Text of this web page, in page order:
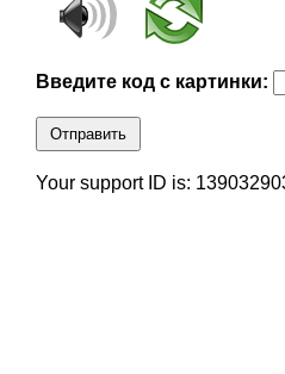
Введите код с картинки:
Отправить
Your support ID is: